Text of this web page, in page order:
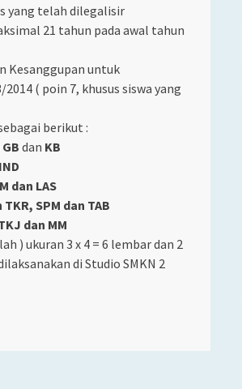
yang telah dilegalisir
21 tahun pada awal tahun
Kesanggupan untuk
( poin 7, khusus siswa yang
berikut :
dan KB
dan LAS
SPM dan TAB
dan MM
) ukuran 3 x 4 = 6 lembar dan 2
di Studio SMKN 2